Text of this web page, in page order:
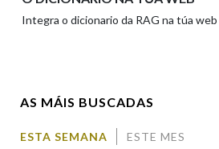
Integra o dicionario da RAG na túa web
AS MÁIS BUSCADAS
ESTA SEMANA ESTE MES